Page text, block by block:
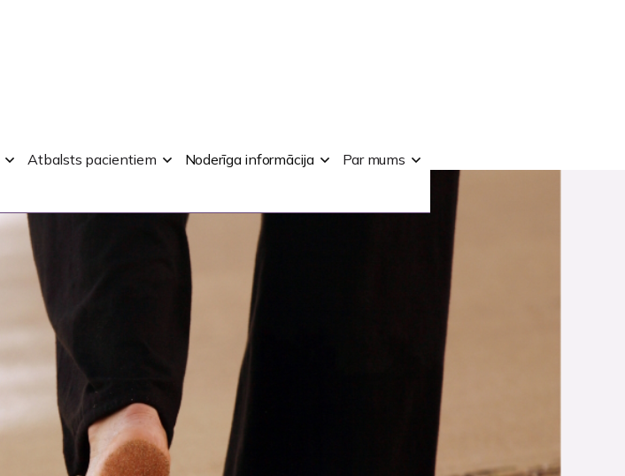
Atbalsts pacientiem Noderīga informācija Par mums